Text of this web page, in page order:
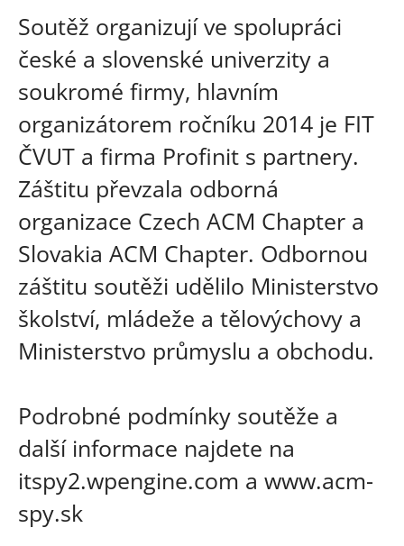
Soutěž organizují ve spolupráci
české a slovenské univerzity a
soukromé firmy, hlavním
organizátorem ročníku 2014 je FIT
ČVUT a firma Profinit s partnery.
Záštitu převzala odborná
organizace Czech ACM Chapter a
Slovakia ACM Chapter. Odbornou
záštitu soutěži udělilo Ministerstvo
školství, mládeže a tělovýchovy a
Ministerstvo průmyslu a obchodu.
Podrobné podmínky soutěže a
další informace najdete na
itspy2.wpengine.com a www.acm-
spy.sk